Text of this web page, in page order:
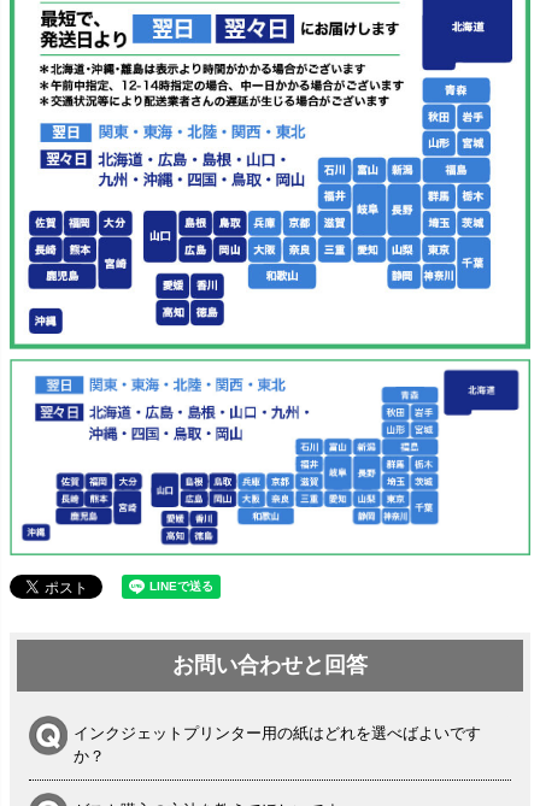
お問い合わせと回答
インクジェットプリンター用の紙はどれを選べばよいです
か？